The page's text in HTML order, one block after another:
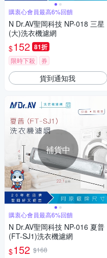
購衷心會員最高6%回饋
N Dr.AV聖岡科技 NP-018 三星
(大)洗衣機濾網
$152 81折
限時下殺 券
貨到通知我
補貨中
購衷心會員最高6%回饋
N Dr.AV聖岡科技 NP-016 夏普
(FT-SJ1)洗衣機濾網
$152 $168